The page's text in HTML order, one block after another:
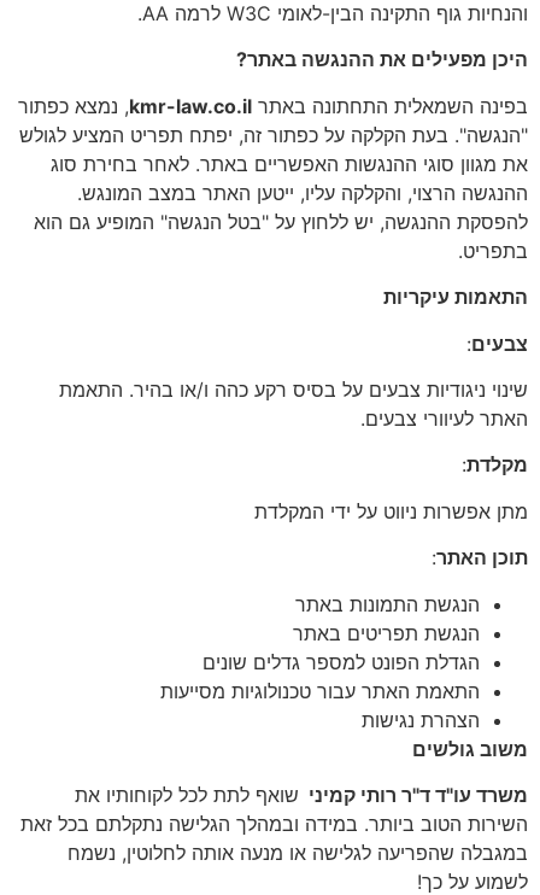
והנחיות גוף התקינה הבין-לאומי W3C לרמה AA.
היכן מפעילים את ההנגשה באתר?
בפינה השמאלית התחתונה באתר kmr-law.co.il, נמצא כפתור
"הנגשה". בעת הקלקה על כפתור זה, יפתח תפריט המציע לגולש
את מגוון סוגי ההנגשות האפשריים באתר. לאחר בחירת סוג
ההנגשה הרצוי, והקלקה עליו, ייטען האתר במצב המונגש.
להפסקת ההנגשה, יש ללחוץ על "בטל הנגשה" המופיע גם הוא
בתפריט.
התאמות עיקריות
צבעים:
שינוי ניגודיות צבעים על בסיס רקע כהה ו/או בהיר. התאמת
האתר לעיוורי צבעים.
מקלדת:
מתן אפשרות ניווט על ידי המקלדת
תוכן האתר:
הנגשת התמונות באתר
הנגשת תפריטים באתר
הגדלת הפונט למספר גדלים שונים
התאמת האתר עבור טכנולוגיות מסייעות
הצהרת נגישות
משוב גולשים
משרד עו"ד ד"ר רותי קמיני שואף לתת לכל לקוחותיו את
השירות הטוב ביותר. במידה ובמהלך הגלישה נתקלתם בכל זאת
במגבלה שהפריעה לגלישה או מנעה אותה לחלוטין, נשמח
לשמוע על כך!